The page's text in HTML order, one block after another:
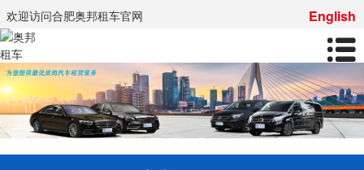
欢迎访问合肥奥邦租车官网 English